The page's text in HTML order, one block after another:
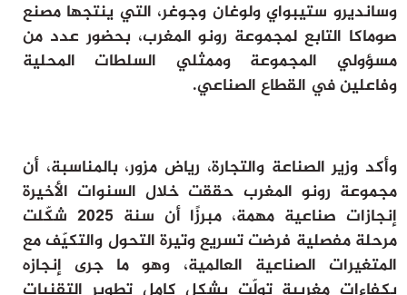
صحة
بيئة
ثقافة وفن
منوعات
وسانديرو ستيبواي ولوغان وجوغر، التي ينتجها مصنع
صوماكا التابع لمجموعة رونو المغرب، بحضور عدد من
مسؤولي المجموعة وممثلي السلطات المحلية
وفاعلين في القطاع الصناعي.
وأكد وزير الصناعة والتجارة، رياض مزور، بالمناسبة، أن
مجموعة رونو المغرب حققت خلال السنوات الأخيرة
إنجازات صناعية مهمة، مبرزًا أن سنة 2025 شكّلت
مرحلة مفصلية فرضت تسريع وتيرة التحول والتكيّف مع
المتغيرات الصناعية العالمية، وهو ما جرى إنجازه